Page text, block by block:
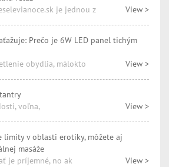
je jednou z
View >
Prečo je 6W LED panel tichým
obydlia, málokto
View >
voľna,
View >
limity v oblasti erotiky, môžete aj
masáže
je príjemné, no ak
View >